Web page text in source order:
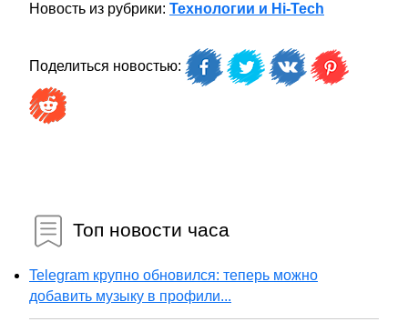
Новость из рубрики: Технологии и Hi-Tech
Поделиться новостью:
Топ новости часа
Telegram крупно обновился: теперь можно
добавить музыку в профили...